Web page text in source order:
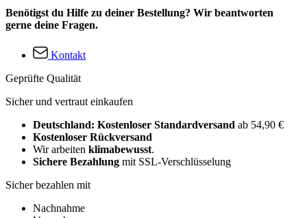
Benötigst du Hilfe zu deiner Bestellung? Wir beantworten
gerne deine Fragen.
Kontakt
Geprüfte Qualität
Sicher und vertraut einkaufen
Deutschland: Kostenloser Standardversand ab 54,90 €
Kostenloser Rückversand
Wir arbeiten klimabewusst.
Sichere Bezahlung mit SSL-Verschlüsselung
Sicher bezahlen mit
Nachnahme